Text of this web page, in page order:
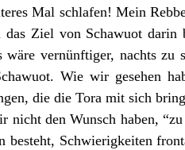
Mal schlafen! Mein
Ziel von Schawuot
vernünftiger, nachts
Wie wir gesehen
die die Tora mit sich
den Wunsch haben,
besteht, Schwierigkeiten